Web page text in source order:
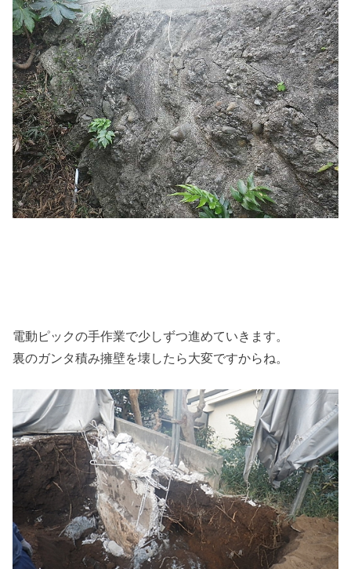
電動ピックの手作業で少しずつ進めていきます。
裏のガンタ積み擁壁を壊したら大変ですからね。